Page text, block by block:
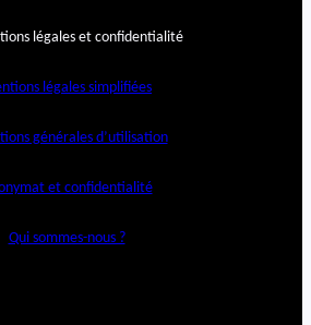
légales et confidentialité
légales simplifiées
générales d’utilisation
et confidentialité
Qui sommes-nous ?